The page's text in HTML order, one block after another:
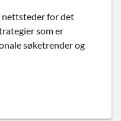
for det
som er
søketrender og